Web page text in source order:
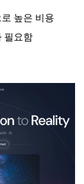
높은 비용
필요함